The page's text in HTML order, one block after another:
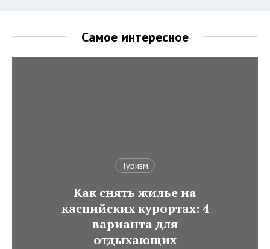
Самое интересное
Туризм
Как снять жилье на
каспийских курортах: 4
варианта для
отдыхающих